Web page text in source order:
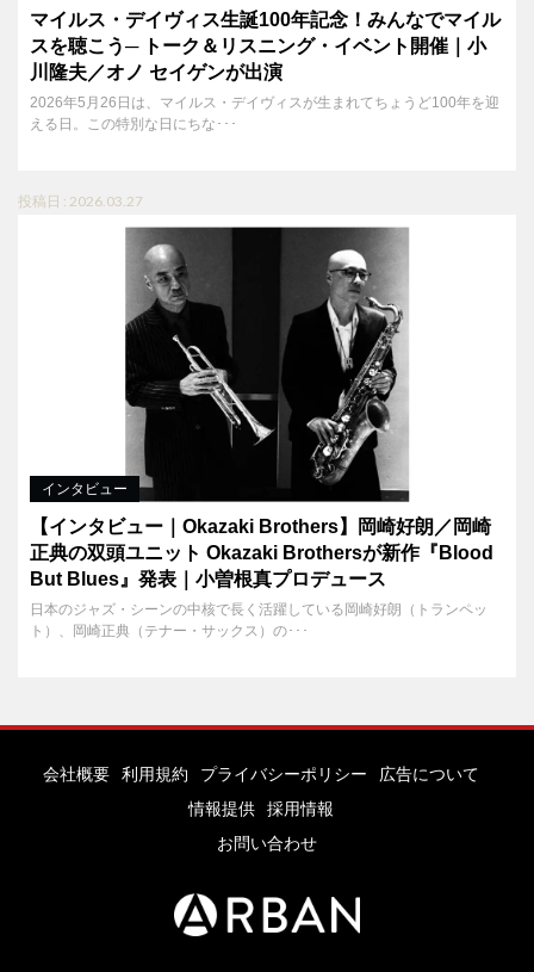
マイルス・デイヴィス生誕100年記念！みんなでマイル
スを聴こう─ トーク＆リスニング・イベント開催｜小
川隆夫／オノ セイゲンが出演
2026年5月26日は、マイルス・デイヴィスが生まれてちょうど100年を迎
える日。この特別な日にちな･･･
投稿日 : 2026.03.27
インタビュー
【インタビュー｜Okazaki Brothers】岡崎好朗／岡崎
正典の双頭ユニット Okazaki Brothersが新作『Blood
But Blues』発表｜小曽根真プロデュース
日本のジャズ・シーンの中核で長く活躍している岡崎好朗（トランペッ
ト）、岡崎正典（テナー・サックス）の･･･
会社概要 利用規約 プライバシーポリシー
広告について
情報提供
採用情報
お問い合わせ